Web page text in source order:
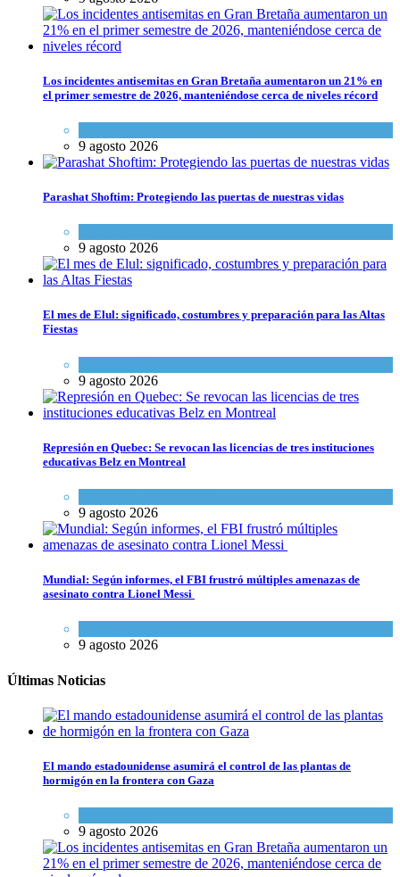
Los incidentes antisemitas en Gran Bretaña aumentaron un 21% en
el primer semestre de 2026, manteniéndose cerca de niveles récord
9 agosto 2026
Parashat Shoftim: Protegiendo las puertas de nuestras vidas
9 agosto 2026
El mes de Elul: significado, costumbres y preparación para las Altas
Fiestas
9 agosto 2026
Represión en Quebec: Se revocan las licencias de tres instituciones
educativas Belz en Montreal
9 agosto 2026
Mundial: Según informes, el FBI frustró múltiples amenazas de
asesinato contra Lionel Messi
9 agosto 2026
Últimas Noticias
El mando estadounidense asumirá el control de las plantas de
hormigón en la frontera con Gaza
9 agosto 2026